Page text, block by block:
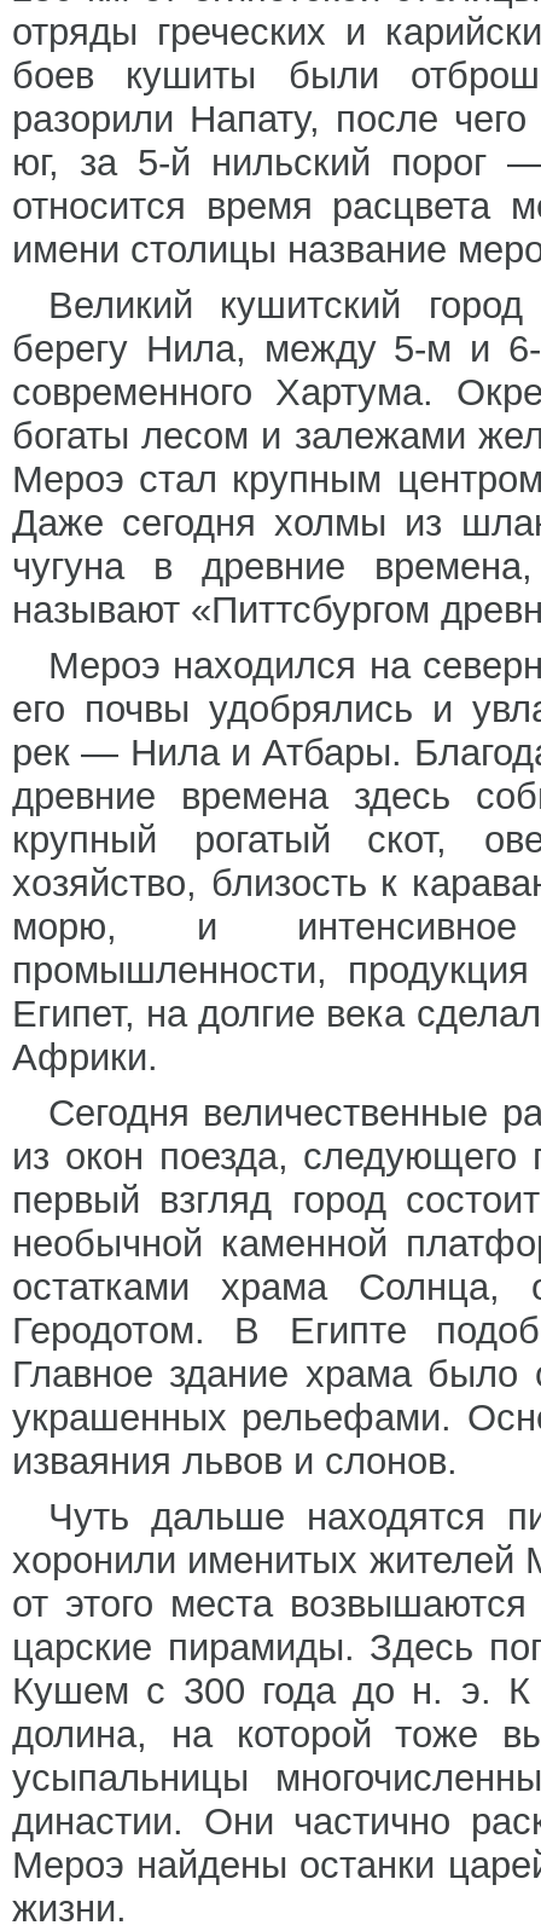
отряды греческих и
боев кушиты были
разорили Напату, после
юг, за 5-й нильский
относится время расцвета
имени столицы название
Великий кушитский
берегу Нила, между 5-м и
современного Хартума.
богаты лесом и залежами
Мероэ стал крупным
Даже сегодня холмы из
чугуна в древние
называют «Питтсбургом
Мероэ находился на
его почвы удобрялись и
рек — Нила и Атбары.
древние времена здесь
крупный рогатый скот,
хозяйство, близость к
морю, и интенсивное
промышленности,
Египет, на долгие века
Африки.
Сегодня величественные
из окон поезда,
первый взгляд город
необычной каменной
остатками храма
Геродотом. В Египте
Главное здание храма было
украшенных рельефами.
изваяния львов и слонов.
Чуть дальше находятся
хоронили именитых
от этого места
царские пирамиды. Здесь
Кушем с 300 года до н. э. К
долина, на которой тоже
усыпальницы
династии. Они частично
Мероэ найдены останки
жизни.